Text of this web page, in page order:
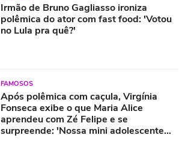
Irmão de Bruno Gagliasso ironiza
polêmica do ator com fast food: 'Votou
no Lula pra quê?'
FAMOSOS
Após polêmica com caçula, Virgínia
Fonseca exibe o que Maria Alice
aprendeu com Zé Felipe e se
surpreende: 'Nossa mini adolescente